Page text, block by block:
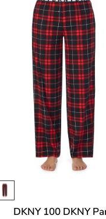
DKNY 100 DKNY